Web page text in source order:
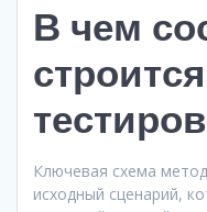
В чем
Ключевая схема
исходный сценарий,